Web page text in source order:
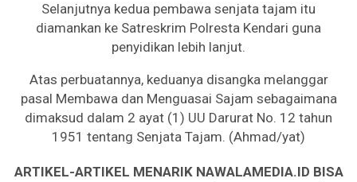
Selanjutnya kedua pembawa senjata tajam itu
diamankan ke Satreskrim Polresta Kendari guna
penyidikan lebih lanjut.
Atas perbuatannya, keduanya disangka melanggar
pasal Membawa dan Menguasai Sajam sebagaimana
dimaksud dalam 2 ayat (1) UU Darurat No. 12 tahun
1951 tentang Senjata Tajam. (Ahmad/yat)
ARTIKEL-ARTIKEL MENARIK NAWALAMEDIA.ID BISA